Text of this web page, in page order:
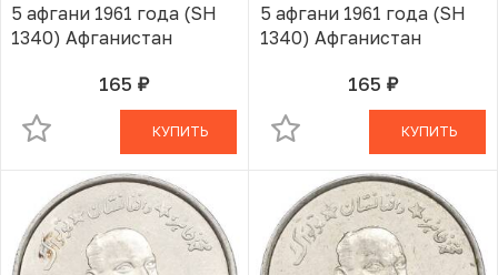
5 афгани 1961 года (SH
1340) Афганистан
165 руб.В КОРЗИНЕ
КУПИТЬ
5 афгани 1961 года (SH
1340) Афганистан
165 руб.В КОРЗИНЕ
КУПИТЬ